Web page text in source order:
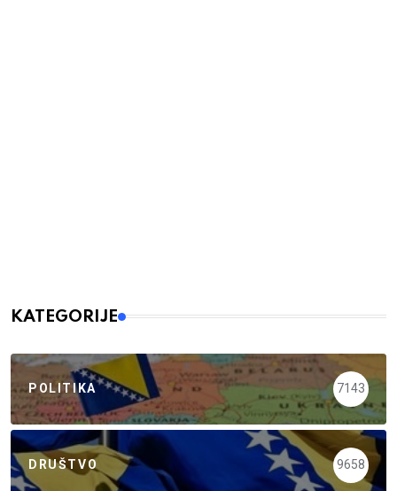
KATEGORIJE
POLITIKA 7143
DRUŠTVO 9658